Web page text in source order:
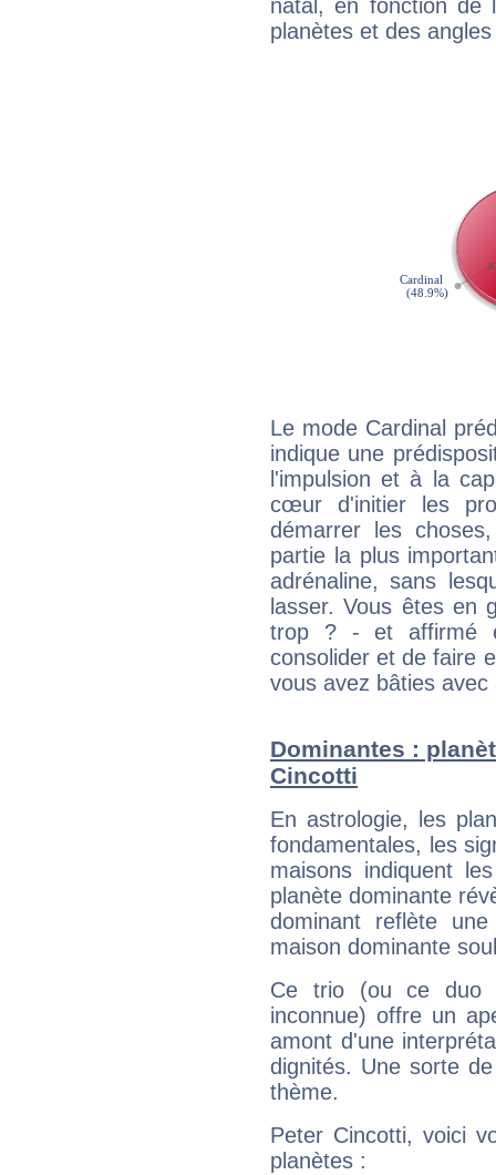
natal, en fonction de
planètes et des
Le mode Cardinal
indique une
l'impulsion et à la
cœur d'initier les
démarrer les
partie la plus
adrénaline, sans
lasser. Vous êtes en
trop ? - et affirmé
consolider et de faire
vous avez bâties avec
Dominantes :
Cincotti
En astrologie, les
fondamentales, les
maisons indiquent
planète dominante
dominant reflète
maison dominante
Ce trio (ou ce duo
inconnue) offre un
amont d'une
dignités. Une sorte
thème.
Peter Cincotti, voici
planètes :